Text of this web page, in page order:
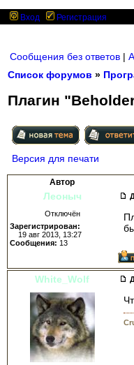
Вход Регистрация
Сообщения без ответов |
Список форумов »
Плагин
Версия для печати
Автор
Леоныч
Отключён
Зарегистрирован:
19 авг 2013, 13:27
Сообщения: 13
White_Wolf